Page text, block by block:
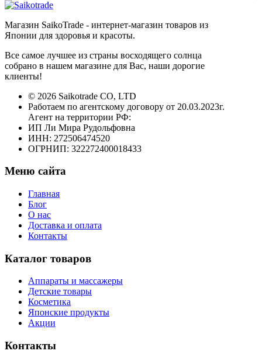
Магазин SaikoTrade - интернет-магазин товаров из
Японии для здоровья и красоты.
Все самое лучшее из страны восходящего солнца
собрано в нашем магазине для Вас, наши дорогие
клиенты!
© 2026 Saikotrade CO, LTD
Работаем по агентскому договору от 20.03.2023г.
Агент на территории РФ:
ИП Ли Мира Рудольфовна
ИНН: 272506474520
ОГРНИП: 322272400018433
Меню сайта
Главная
Блог
О нас
Доставка и оплата
Контакты
Каталог товаров
Аппараты и массажеры
Детские товары
Косметика
Японские продукты
Акции
Контакты